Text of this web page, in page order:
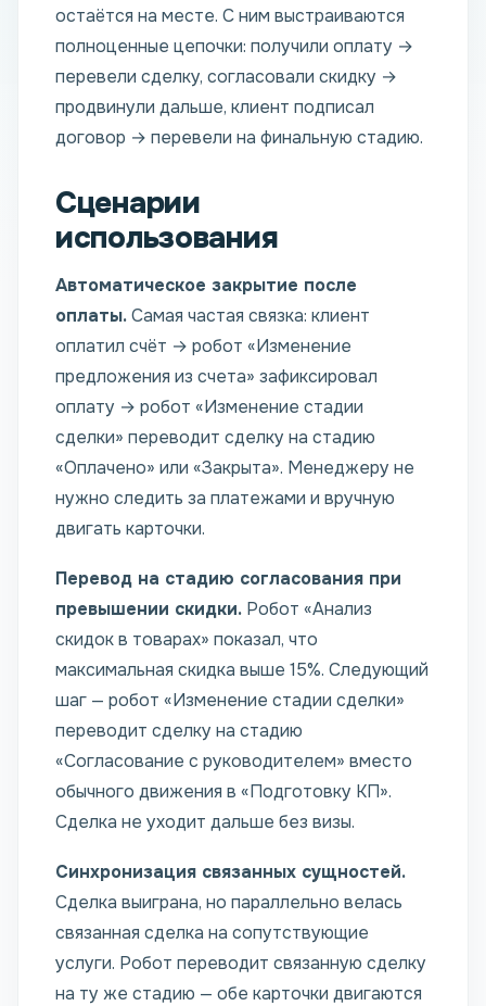
остаётся на месте. С ним выстраиваются
полноценные цепочки: получили оплату →
перевели сделку, согласовали скидку →
продвинули дальше, клиент подписал
договор → перевели на финальную стадию.
Сценарии
использования
Автоматическое закрытие после
оплаты.Самая частая связка: клиент
оплатил счёт → робот «Изменение
предложения из счета» зафиксировал
оплату → робот «Изменение стадии
сделки» переводит сделку на стадию
«Оплачено» или «Закрыта». Менеджеру не
нужно следить за платежами и вручную
двигать карточки.
Перевод на стадию согласования при
превышении скидки. Робот «Анализ
скидок в товарах» показал, что
максимальная скидка выше 15%. Следующий
шаг — робот «Изменение стадии сделки»
переводит сделку на стадию
«Согласование с руководителем» вместо
обычного движения в «Подготовку КП».
Сделка не уходит дальше без визы.
Синхронизация связанных сущностей.
Сделка выиграна, но параллельно велась
связанная сделка на сопутствующие
услуги. Робот переводит связанную сделку
на ту же стадию — обе карточки двигаются